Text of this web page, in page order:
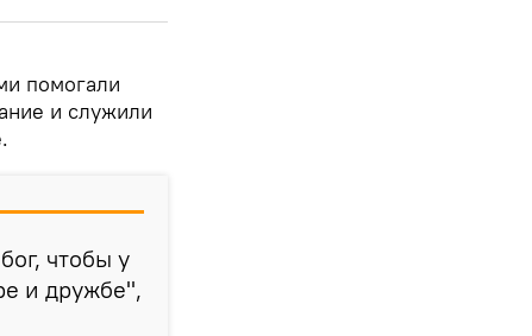
помогали
и служили
чтобы у
и дружбе",